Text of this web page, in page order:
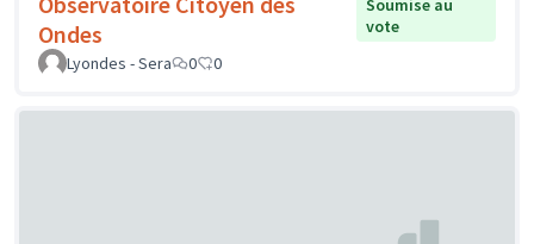
Ondes
Soumise au
vote
Lyondes - Sera
0 0